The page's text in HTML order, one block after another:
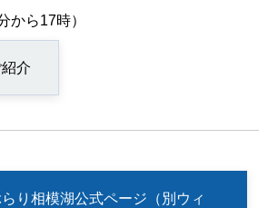
から17時）
介
り相模湖公式ページ（別ウィ